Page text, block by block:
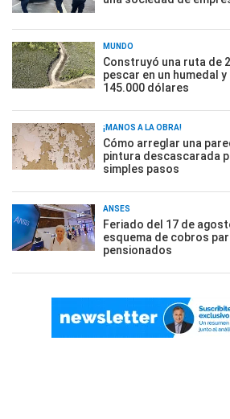
MUNDO
Construyó una ruta de
pescar en un humedal
145.000 dólares
¡MANOS A LA OBRA!
Cómo arreglar una
pintura descascarada
simples pasos
ANSES
Feriado del 17 de
esquema de cobros
pensionados